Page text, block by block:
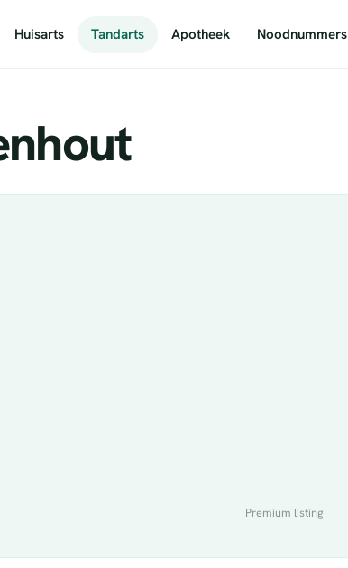
Huisarts Tandarts Apotheek Noodnummers
Premium listing